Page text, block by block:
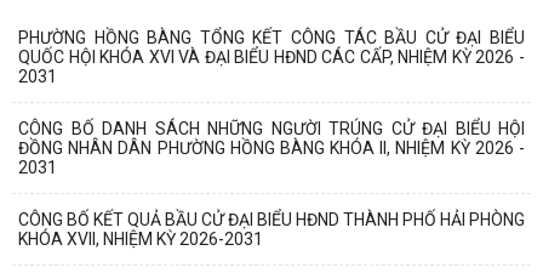
PHƯỜNG HỒNG BÀNG TỔNG KẾT CÔNG TÁC BẦU CỬ ĐẠI BIỂU
QUỐC HỘI KHÓA XVI VÀ ĐẠI BIỂU HĐND CÁC CẤP, NHIỆM KỲ 2026 -
2031
CÔNG BỐ DANH SÁCH NHỮNG NGƯỜI TRÚNG CỬ ĐẠI BIỂU HỘI
ĐỒNG NHÂN DÂN PHƯỜNG HỒNG BÀNG KHÓA II, NHIỆM KỲ 2026 -
2031
CÔNG BỐ KẾT QUẢ BẦU CỬ ĐẠI BIỂU HĐND THÀNH PHỐ HẢI PHÒNG
KHÓA XVII, NHIỆM KỲ 2026-2031